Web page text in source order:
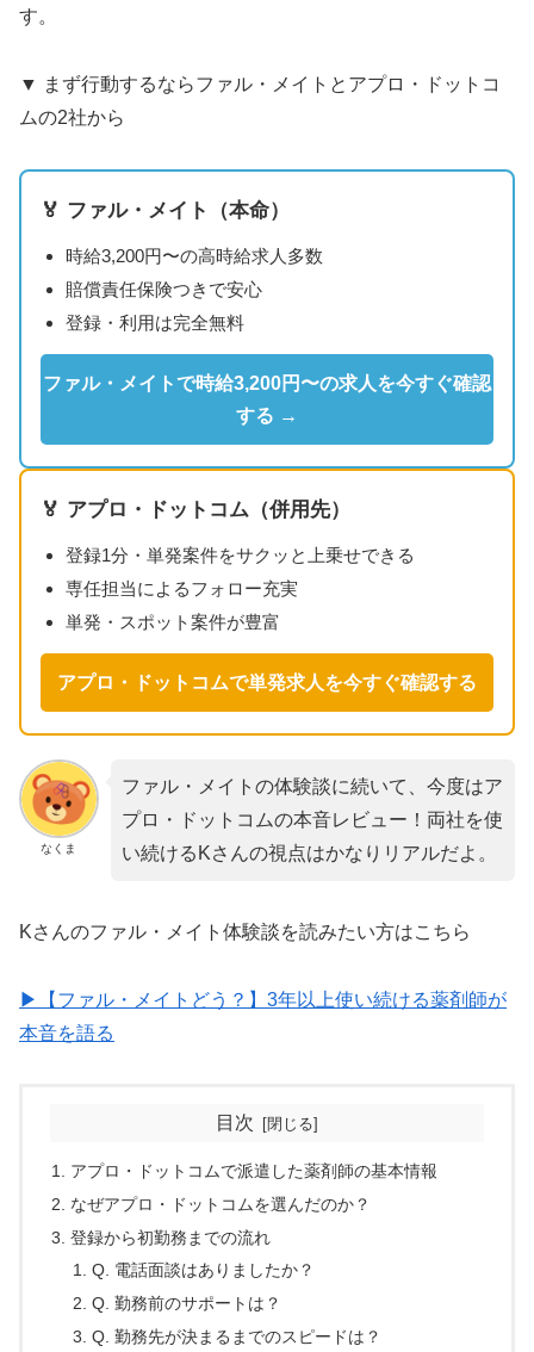
す。
▼ まず行動するならファル・メイトとアプロ・ドットコ
ムの2社から
🏅 ファル・メイト（本命）
時給3,200円〜の高時給求人多数
賠償責任保険つきで安心
登録・利用は完全無料
ファル・メイトで時給3,200円〜の求人を今すぐ確認
する →
🏅 アプロ・ドットコム（併用先）
登録1分・単発案件をサクッと上乗せできる
専任担当によるフォロー充実
単発・スポット案件が豊富
アプロ・ドットコムで単発求人を今すぐ確認する
なくま
ファル・メイトの体験談に続いて、今度はア
プロ・ドットコムの本音レビュー！両社を使
い続けるKさんの視点はかなりリアルだよ。
Kさんのファル・メイト体験談を読みたい方はこちら
▶︎【ファル・メイトどう？】3年以上使い続ける薬剤師が
本音を語る
目次
アプロ・ドットコムで派遣した薬剤師の基本情報
なぜアプロ・ドットコムを選んだのか？
登録から初勤務までの流れ
Q. 電話面談はありましたか？
Q. 勤務前のサポートは？
Q. 勤務先が決まるまでのスピードは？